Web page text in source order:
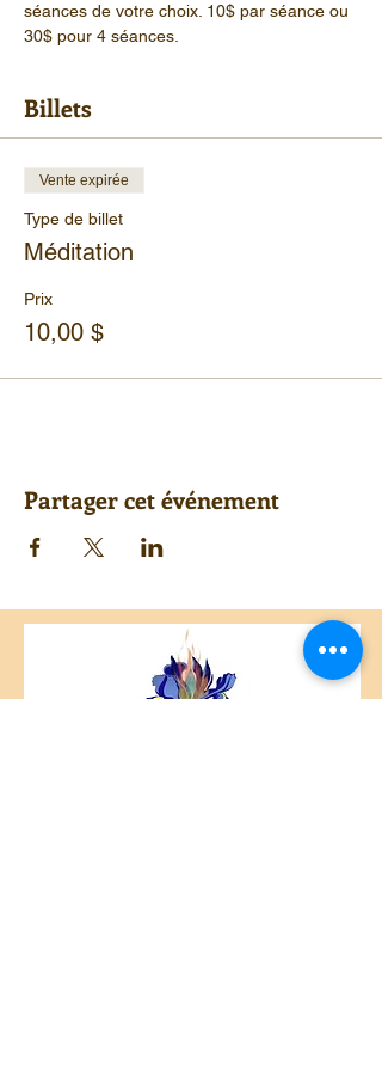
séances de votre choix. 10$ par séance ou
30$ pour 4 séances.
Billets
Vente expirée
Type de billet
Méditation
Prix
10,00 $
Partager cet événement